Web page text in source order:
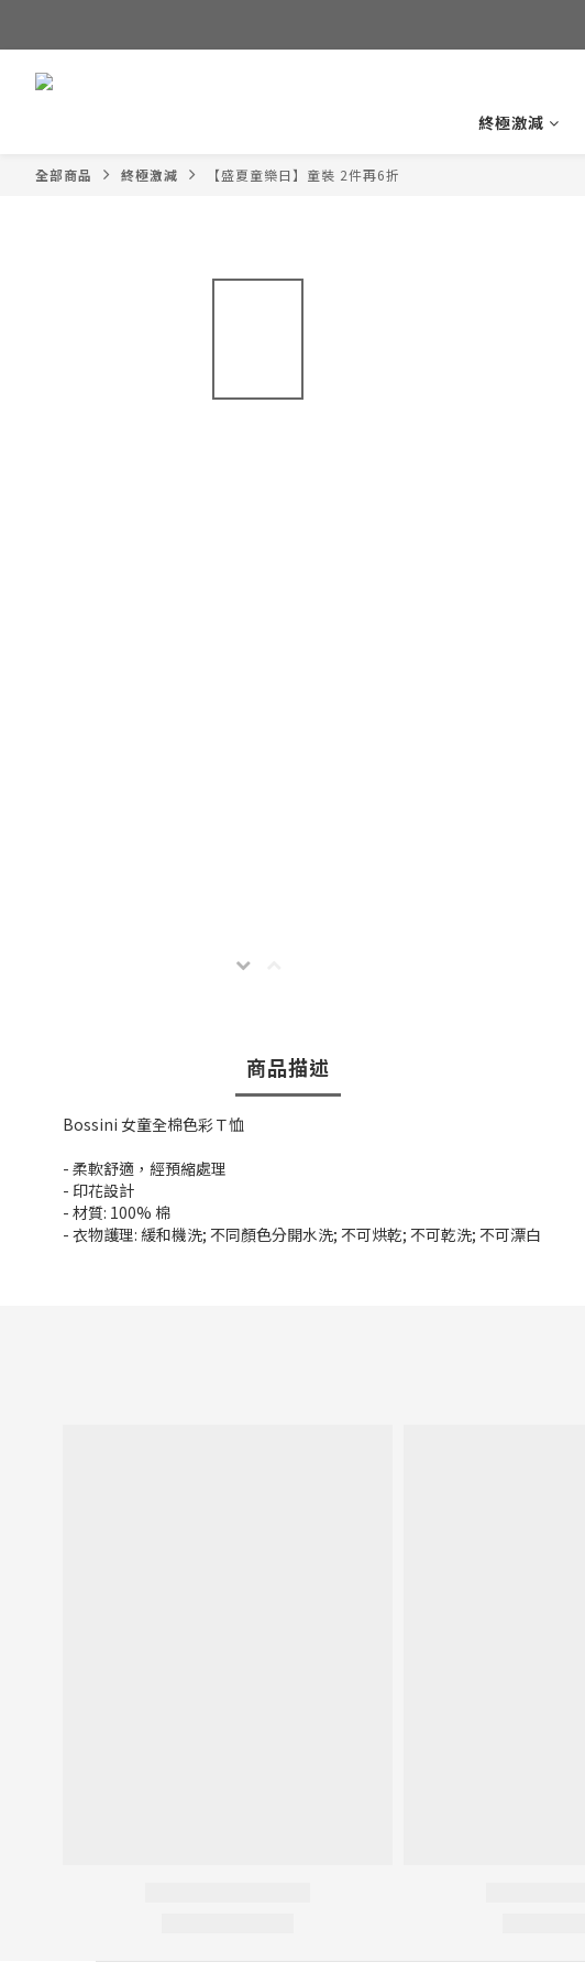
終極激減
全部商品 終極激減 【盛夏童樂日】童裝 2件再6折
商品描述
Bossini 女童全棉色彩Ｔ恤
- 柔軟舒適，經預縮處理
- 印花設計
- 材質: 100% 棉
- 衣物護理: 緩和機洗; 不同顏色分開水洗; 不可烘乾; 不可乾洗; 不可漂白